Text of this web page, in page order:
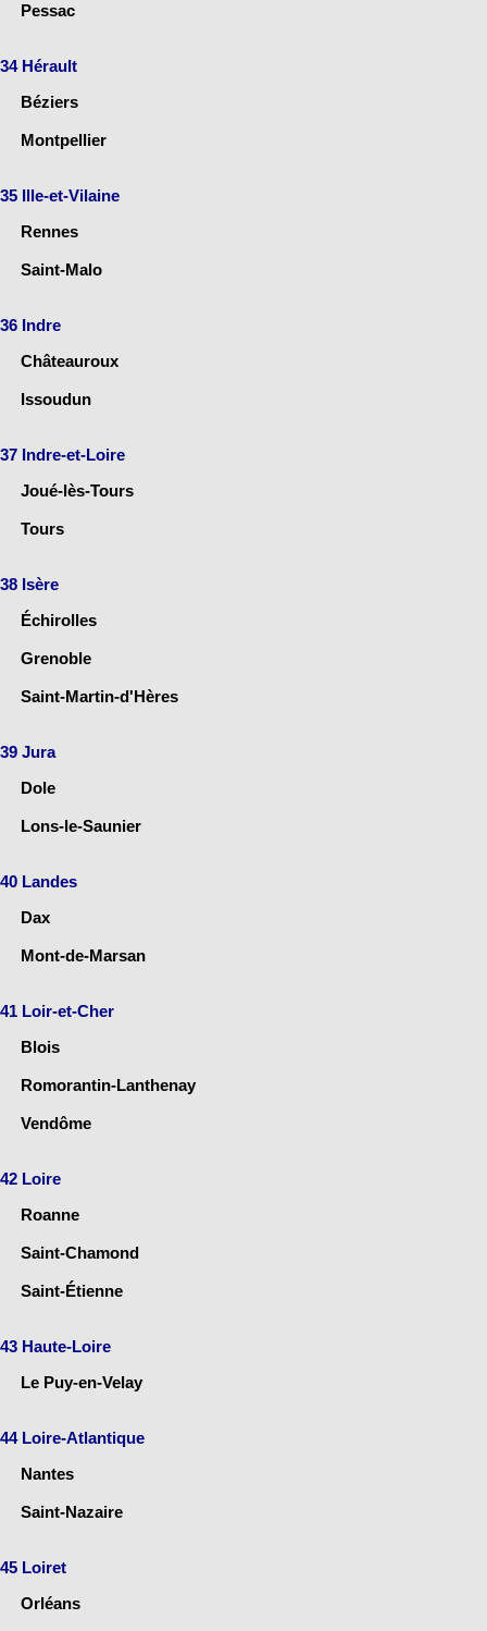
Pessac
34 Hérault
Béziers
Montpellier
35 Ille-et-Vilaine
Rennes
Saint-Malo
36 Indre
Châteauroux
Issoudun
37 Indre-et-Loire
Joué-lès-Tours
Tours
38 Isère
Échirolles
Grenoble
Saint-Martin-d'Hères
39 Jura
Dole
Lons-le-Saunier
40 Landes
Dax
Mont-de-Marsan
41 Loir-et-Cher
Blois
Romorantin-Lanthenay
Vendôme
42 Loire
Roanne
Saint-Chamond
Saint-Étienne
43 Haute-Loire
Le Puy-en-Velay
44 Loire-Atlantique
Nantes
Saint-Nazaire
45 Loiret
Orléans